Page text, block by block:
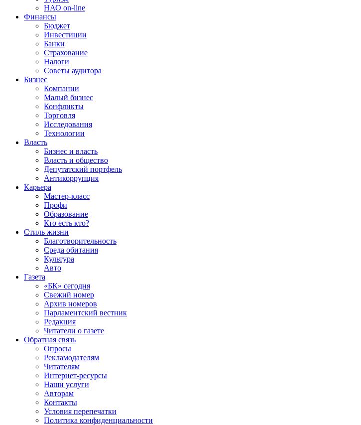
НАО on-line
Финансы
Бюджет
Инвестиции
Банки
Страхование
Налоги
Советы аудитора
Бизнес
Компании
Малый бизнес
Конфликты
Торговля
Исследования
Технологии
Власть
Бизнес и власть
Власть и общество
Депутатский портфель
Антикоррупция
Карьера
Мастер-класс
Профи
Образование
Кто есть кто?
Стиль жизни
Благотворительность
Среда обитания
Культура
Авто
Газета
«БК» сегодня
Свежий номер
Архив номеров
Парламентский вестник
Редакция
Читатели о газете
Обратная связь
Опросы
Рекламодателям
Читателям
Интернет-ресурсы
Наши услуги
Авторам
Контакты
Условия перепечатки
Политика конфиденциальности